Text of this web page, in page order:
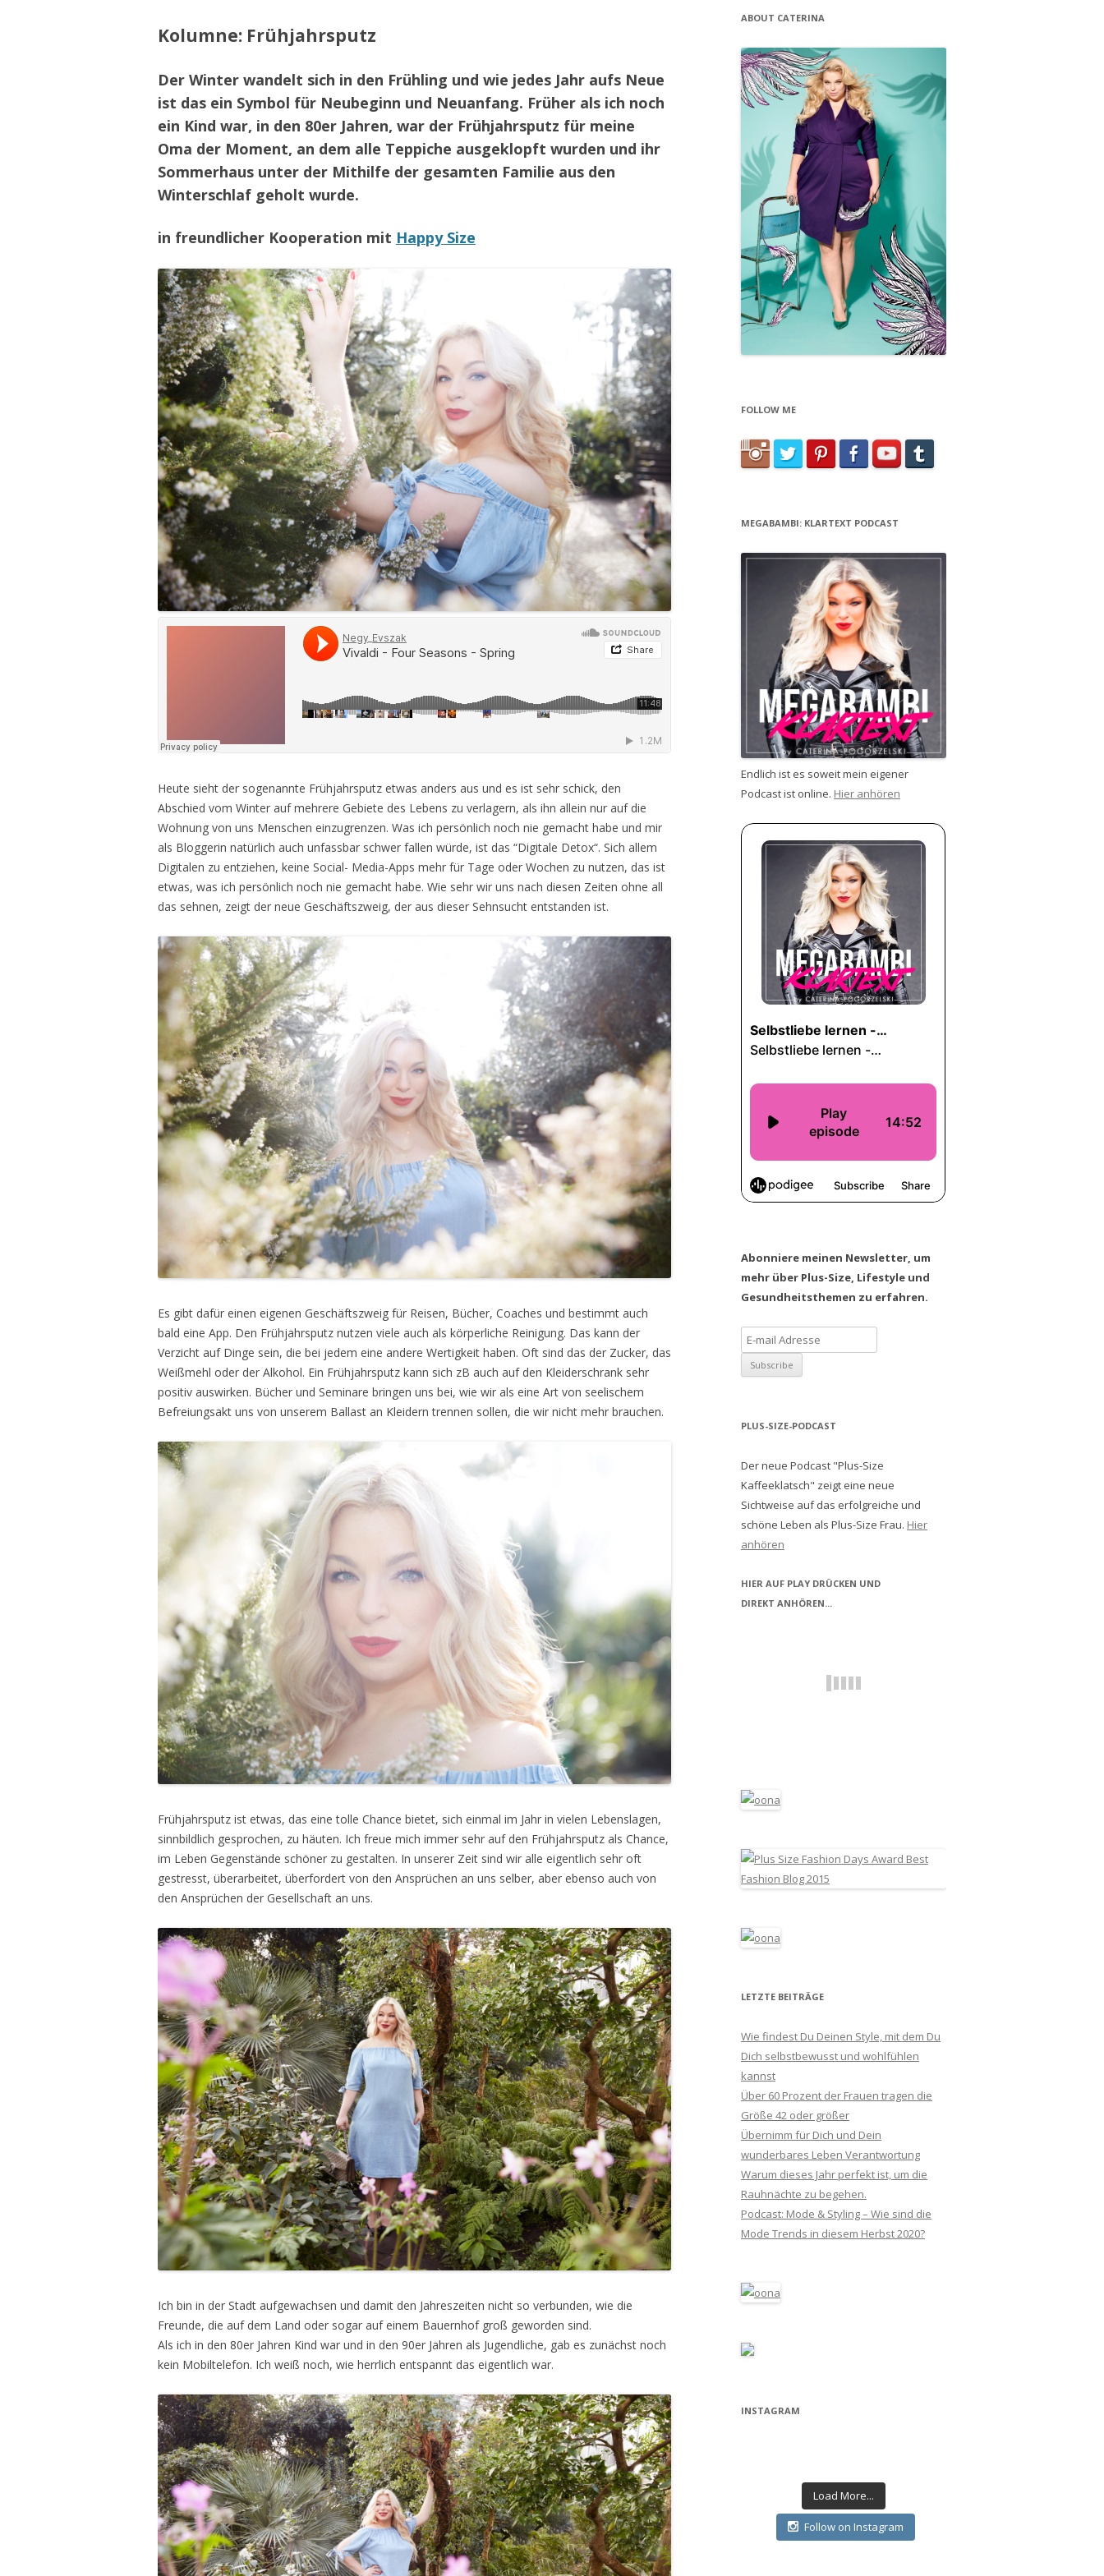
Kolumne: Frühjahrsputz
Der Winter wandelt sich in den Frühling und wie jedes Jahr aufs Neue
ist das ein Symbol für Neubeginn und Neuanfang. Früher als ich noch
ein Kind war, in den 80er Jahren, war der Frühjahrsputz für meine
Oma der Moment, an dem alle Teppiche ausgeklopft wurden und ihr
Sommerhaus unter der Mithilfe der gesamten Familie aus den
Winterschlaf geholt wurde.
in freundlicher Kooperation mit Happy Size
Heute sieht der sogenannte Frühjahrsputz etwas anders aus und es ist sehr schick, den
Abschied vom Winter auf mehrere Gebiete des Lebens zu verlagern, als ihn allein nur auf die
Wohnung von uns Menschen einzugrenzen. Was ich persönlich noch nie gemacht habe und mir
als Bloggerin natürlich auch unfassbar schwer fallen würde, ist das “Digitale Detox“. Sich allem
Digitalen zu entziehen, keine Social- Media-Apps mehr für Tage oder Wochen zu nutzen, das ist
etwas, was ich persönlich noch nie gemacht habe. Wie sehr wir uns nach diesen Zeiten ohne all
das sehnen, zeigt der neue Geschäftszweig, der aus dieser Sehnsucht entstanden ist.
Es gibt dafür einen eigenen Geschäftszweig für Reisen, Bücher, Coaches und bestimmt auch
bald eine App. Den Frühjahrsputz nutzen viele auch als körperliche Reinigung. Das kann der
Verzicht auf Dinge sein, die bei jedem eine andere Wertigkeit haben. Oft sind das der Zucker, das
Weißmehl oder der Alkohol. Ein Frühjahrsputz kann sich zB auch auf den Kleiderschrank sehr
positiv auswirken. Bücher und Seminare bringen uns bei, wie wir als eine Art von seelischem
Befreiungsakt uns von unserem Ballast an Kleidern trennen sollen, die wir nicht mehr brauchen.
Frühjahrsputz ist etwas, das eine tolle Chance bietet, sich einmal im Jahr in vielen Lebenslagen,
sinnbildlich gesprochen, zu häuten. Ich freue mich immer sehr auf den Frühjahrsputz als Chance,
im Leben Gegenstände schöner zu gestalten. In unserer Zeit sind wir alle eigentlich sehr oft
gestresst, überarbeitet, überfordert von den Ansprüchen an uns selber, aber ebenso auch von
den Ansprüchen der Gesellschaft an uns.
Ich bin in der Stadt aufgewachsen und damit den Jahreszeiten nicht so verbunden, wie die
Freunde, die auf dem Land oder sogar auf einem Bauernhof groß geworden sind.
Als ich in den 80er Jahren Kind war und in den 90er Jahren als Jugendliche, gab es zunächst noch
kein Mobiltelefon. Ich weiß noch, wie herrlich entspannt das eigentlich war.
ABOUT CATERINA
FOLLOW ME
MEGABAMBI: KLARTEXT PODCAST
Endlich ist es soweit mein eigener
Podcast ist online. Hier anhören
Abonniere meinen Newsletter, um
mehr über Plus-Size, Lifestyle und
Gesundheitsthemen zu erfahren.
PLUS-SIZE-PODCAST
Der neue Podcast "Plus-Size
Kaffeeklatsch" zeigt eine neue
Sichtweise auf das erfolgreiche und
schöne Leben als Plus-Size Frau. Hier
anhören
HIER AUF PLAY DRÜCKEN UND
DIREKT ANHÖREN...
LETZTE BEITRÄGE
Wie findest Du Deinen Style, mit dem Du
Dich selbstbewusst und wohlfühlen
kannst
Über 60 Prozent der Frauen tragen die
Größe 42 oder größer
Übernimm für Dich und Dein
wunderbares Leben Verantwortung
Warum dieses Jahr perfekt ist, um die
Rauhnächte zu begehen.
Podcast: Mode & Styling – Wie sind die
Mode Trends in diesem Herbst 2020?
INSTAGRAM
Load More...
Follow on Instagram